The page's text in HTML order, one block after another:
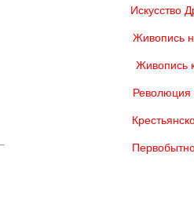
Искусство
Живопись
Живопись
Революция